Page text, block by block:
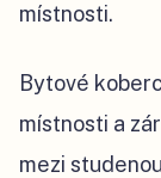
místnosti.
Bytové
místnosti a
mezi